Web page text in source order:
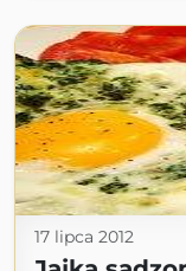
17 lipca 2012